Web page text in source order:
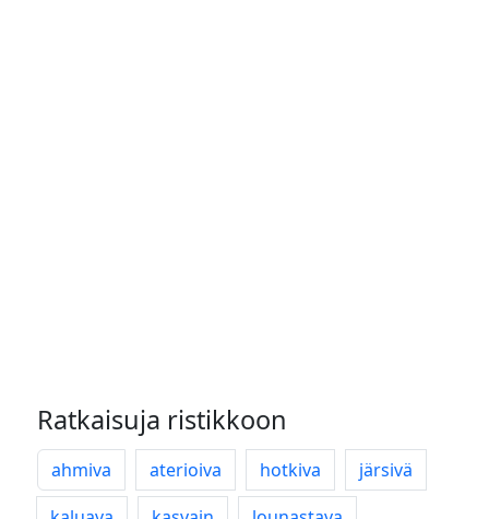
Ratkaisuja ristikkoon
ahmiva aterioiva hotkiva
järsivä